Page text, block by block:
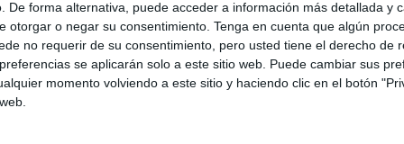
De forma alternativa, puede acceder a información más detallada y
otorgar o negar su consentimiento. Tenga en cuenta que algún
no requerir de su consentimiento, pero usted tiene el derecho de
se aplicarán solo a este sitio web. Puede cambiar sus
momento volviendo a este sitio y haciendo clic en el botón
Dominicana
RANKING POR COMPETICIONES
CONCACAF U20
8 (17.78%)